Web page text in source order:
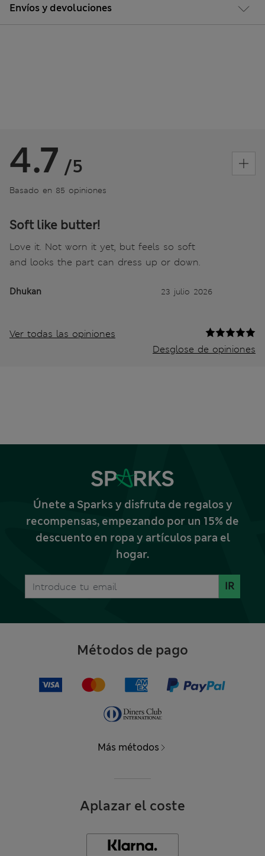
Envíos y devoluciones
4.7 /5
Basado en 85 opiniones
Soft like butter!
Love it. Not worn it yet, but feels so soft
and looks the part can dress up or down.
Dhukan 23 julio 2026
Ver todas las opiniones
Desglose de opiniones
Únete a Sparks y disfruta de regalos y
recompensas, empezando por un 15% de
descuento en ropa y artículos para el
hogar.
IR
Métodos de pago
Más métodos
Aplazar el coste